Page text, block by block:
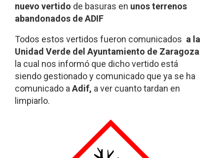
nuevo vertido de basuras en unos terrenos
abandonados de ADIF
Todos estos vertidos fueron comunicados a la
Unidad Verde del Ayuntamiento de Zaragoza
la cual nos informó que dicho vertido está
siendo gestionado y comunicado que ya se ha
comunicado a Adif, a ver cuanto tardan en
limpiarlo.